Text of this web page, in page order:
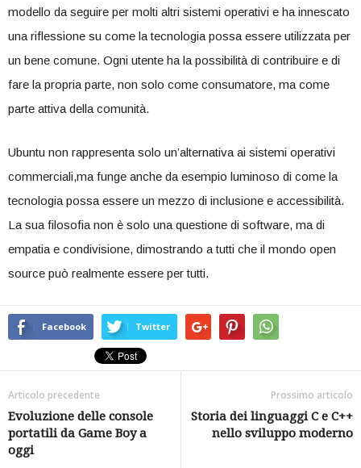
modello da seguire ‌per molti altri​ sistemi operativi⁤ e ha innescato
una ‌riflessione su come ⁤la⁢ tecnologia possa essere utilizzata per⁣
un bene comune. Ogni utente ha la ​possibilità di contribuire e di
fare la propria parte, ⁢non solo come consumatore, ma come
parte attiva della comunità.
Ubuntu non ‍rappresenta solo un’alternativa ai sistemi operativi
commerciali,ma funge anche da esempio luminoso ⁤di come‍ la
tecnologia possa essere‍ un mezzo di ​inclusione e accessibilità.
La sua filosofia non è solo una questione di software, ma di
empatia e condivisione, dimostrando a tutti che il mondo open⁣
source può realmente essere per tutti.
Facebook Twitter
Articolo precedente
Evoluzione delle console
portatili da Game Boy a
oggi
Prossimo articolo
Storia dei linguaggi C e C++
nello sviluppo moderno